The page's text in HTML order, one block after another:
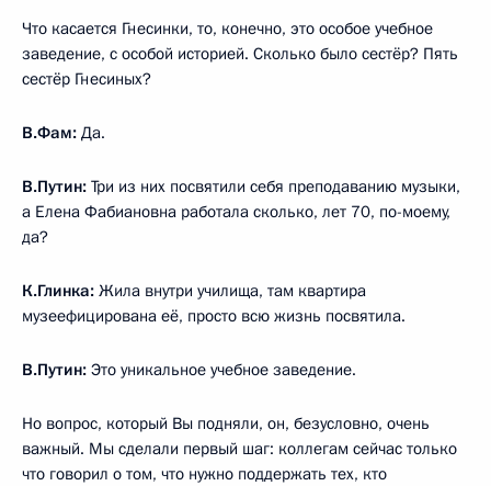
Что касается Гнесинки, то, конечно, это особое учебное
заведение, с особой историей. Сколько было сестёр? Пять
сестёр Гнесиных?
В.Фам: Да.
В.Путин: Три из них посвятили себя преподаванию музыки,
а Елена Фабиановна работала сколько, лет 70, по-моему,
да?
К.Глинка: Жила внутри училища, там квартира
музеефицирована её, просто всю жизнь посвятила.
В.Путин: Это уникальное учебное заведение.
Но вопрос, который Вы подняли, он, безусловно, очень
важный. Мы сделали первый шаг: коллегам сейчас только
что говорил о том, что нужно поддержать тех, кто